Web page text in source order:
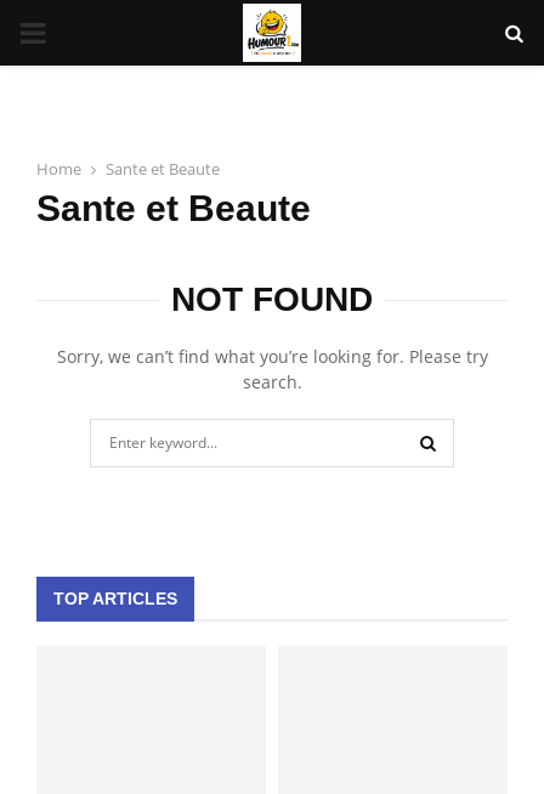
PRIMARY
Home Sante et Beaute
Sante et Beaute
NOT FOUND
Sorry, we can’t find what you’re looking for. Please try
search.
for:
TOP ARTICLES